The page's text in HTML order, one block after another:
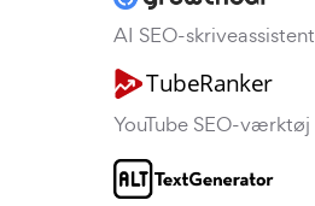
AI SEO-skriveassistent
YouTube SEO-værktøj